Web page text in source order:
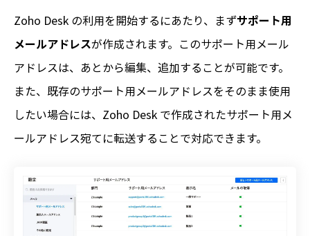
Zoho Desk の利用を開始するにあたり、まずサポート用
メールアドレスが作成されます。このサポート用メール
アドレスは、あとから編集、追加することが可能です。
また、既存のサポート用メールアドレスをそのまま使用
したい場合には、Zoho Desk で作成されたサポート用メ
ールアドレス宛てに転送することで対応できます。